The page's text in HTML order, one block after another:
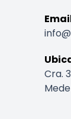
Cra.